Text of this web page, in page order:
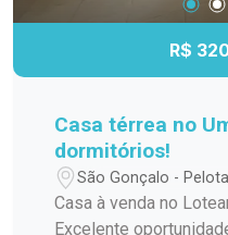
privilégio que você
R$
Casa térrea no
dormitórios!
São Gonçalo -
Casa à venda no
Excelente